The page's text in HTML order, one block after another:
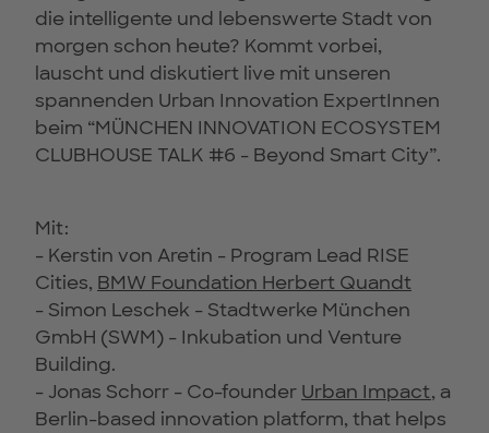
die intelligente und lebenswerte Stadt von
morgen schon heute? Kommt vorbei,
lauscht und diskutiert live mit unseren
spannenden Urban Innovation ExpertInnen
beim “MÜNCHEN INNOVATION ECOSYSTEM
CLUBHOUSE TALK #6 - Beyond Smart City”.
Mit:
- Kerstin von Aretin - Program Lead RISE
Cities, BMW Foundation Herbert Quandt
- Simon Leschek - Stadtwerke München
GmbH (SWM) - Inkubation und Venture
Building.
- Jonas Schorr - Co-founder Urban Impact, a
Berlin-based innovation platform, that helps